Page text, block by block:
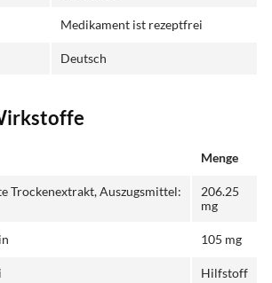
Medikament ist rezeptfrei
Deutsch
Menge
Trockenextrakt, Auszugsmittel:
206.25
mg
105 mg
Hilfstoff